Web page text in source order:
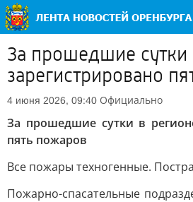
За прошедшие сутки
зарегистрировано
4 июня 2026, 09:40 Официально
За прошедшие сутки в
пять пожаров
Все пожары техногенные.
Пожарно-спасательные